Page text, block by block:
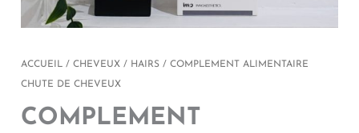
ACCUEIL /CHEVEUX / HAIRS / COMPLEMENT ALIMENTAIRE
CHUTE DE CHEVEUX
COMPLEMENT